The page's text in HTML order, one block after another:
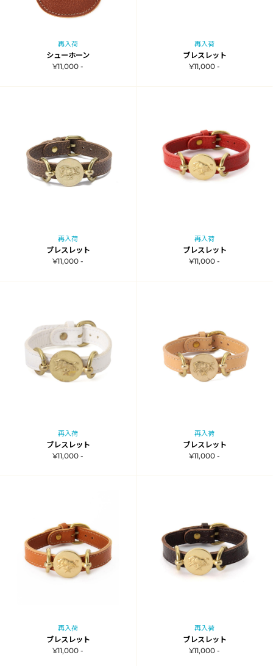
再入荷
シューホーン
¥11,000 -
再入荷
ブレスレット
¥11,000 -
再入荷
ブレスレット
¥11,000 -
再入荷
ブレスレット
¥11,000 -
再入荷
ブレスレット
¥11,000 -
再入荷
ブレスレット
¥11,000 -
再入荷
ブレスレット
¥11,000 -
再入荷
ブレスレット
¥11,000 -